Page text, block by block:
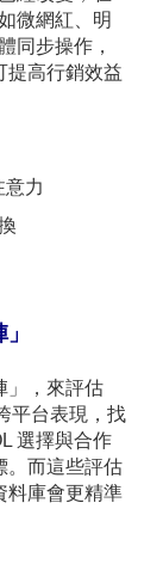
微網紅、明
同步操作，
提高行銷效益
意力
」，來評估
平台表現，找
選擇與合作
。而這些評估
料庫會更精準